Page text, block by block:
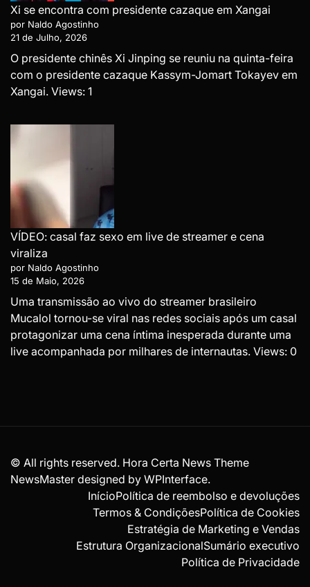
Xi se encontra com presidente cazaque em Xangai
por Naldo Agostinho
21 de Julho, 2026
O presidente chinês Xi Jinping se reuniu na quinta-feira
com o presidente cazaque Kassym-Jomart Tokayev em
Xangai. Views: 1
VÍDEO: casal faz sexo em live de streamer e cena
viraliza
por Naldo Agostinho
15 de Maio, 2026
Uma transmissão ao vivo do streamer brasileiro
Mucalol tornou-se viral nas redes sociais após um casal
protagonizar uma cena íntima inesperada durante uma
live acompanhada por milhares de internautas. Views: 0
© All rights reserved. Hora Certa News Theme
NewsMaster designed by WPInterface.
InícioPolítica de reembolso e devoluções
Termos & CondiçõesPolítica de Cookies
Estratégia de Marketing e Vendas
Estrutura OrganizacionalSumário executivo
Política de Privacidade